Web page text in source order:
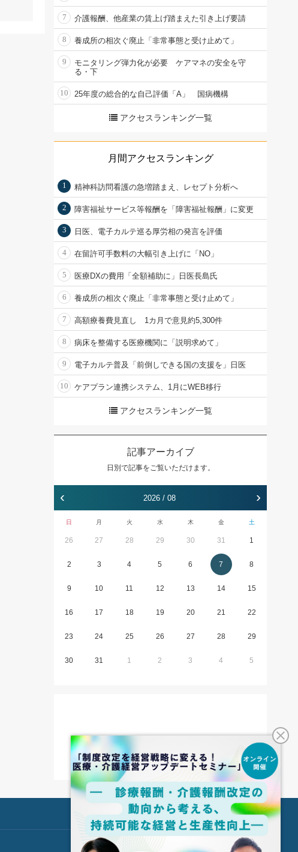
7 介護報酬、他産業の賃上げ踏まえた引き上げ要請
8 養成所の相次ぐ廃止「非常事態と受け止めて」
9
モニタリング弾力化が必要 ケアマネの安全を守
る・下
10 25年度の総合的な自己評価「A」 国病機構
アクセスランキング一覧
月間アクセスランキング
1 精神科訪問看護の急増踏まえ、レセプト分析へ
2 障害福祉サービス等報酬を「障害福祉報酬」に変更
3 日医、電子カルテ巡る厚労相の発言を評価
4 在留許可手数料の大幅引き上げに「NO」
5 医療DXの費用「全額補助に」日医長島氏
6 養成所の相次ぐ廃止「非常事態と受け止めて」
7 高額療養費見直し 1カ月で意見約5,300件
8 病床を整備する医療機関に「説明求めて」
9 電子カルテ普及「前倒しできる国の支援を」日医
10 ケアプラン連携システム、1月にWEB移行
アクセスランキング一覧
記事アーカイブ
日別で記事をご覧いただけます。
‹ 2026 / 08 ›
日 月 火 水 木 金 土
26 27 28 29 30 31 1
2 3 4 5 6 7 8
9 10 11 12 13 14 15
16 17 18 19 20 21 22
23 24 25 26 27 28 29
30 31 1 2 3 4 5